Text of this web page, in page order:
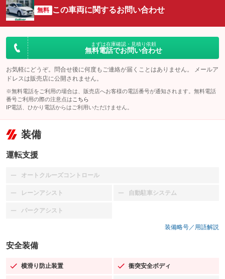
無料 この車両に関するお問い合わせ
まずは在庫確認・見積り依頼
無料電話でお問い合わせ
お気軽にどうぞ。問合せ後に何度もご連絡が届くことはありません。 メールア
ドレスは販売店に公開されません。
※無料電話をご利用の場合は、販売店へお客様の電話番号が通知されます。無料電話
番号ご利用の際の注意点は こちら
IP電話、ひかり電話からはご利用いただけません。
装備
運転支援
オートクルーズコントロール
：装備なし
レーンアシスト
：装備なし 自動駐車システム
：装備なし
パークアシスト
：装備なし
装備略号／用語解説
安全装備
横滑り防止装置
：装備あり 衝突安全ボディ
：装備あり